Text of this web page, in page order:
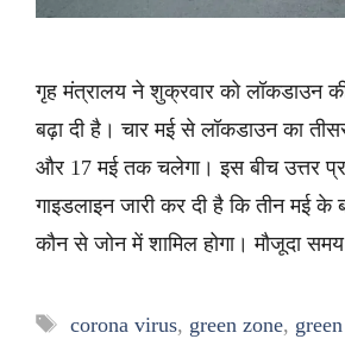
गृह मंत्रालय ने शुक्रवार को लॉकडाउन
बढ़ा दी है। चार मई से लॉकडाउन का
और 17 मई तक चलेगा। इस बीच उत्तर
गाइडलाइन जारी कर दी है कि तीन मई के
कौन से जोन में शामिल होगा। मौजूदा
Tags
corona virus, green zone,